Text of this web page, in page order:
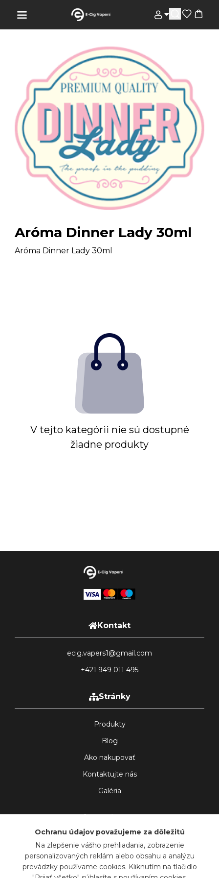
Aróma Dinner Lady 30ml
Aróma Dinner Lady 30ml
V tejto kategórii nie sú dostupné
žiadne produkty
Kontakt
ecig.vapers1@gmail.com
+421 949 011 495
Stránky
Produkty
Blog
Ako nakupovať
Kontaktujte nás
Galéria
© Gesin SRO - Všetky práva vyhradené|Obchodné podmienky
Ochranu údajov považujeme za dôležitú
Na zlepšenie vášho prehliadania, zobrazenie
personalizovaných reklám alebo obsahu a analýzu
prevádzky používame cookies. Kliknutím na tlačidlo